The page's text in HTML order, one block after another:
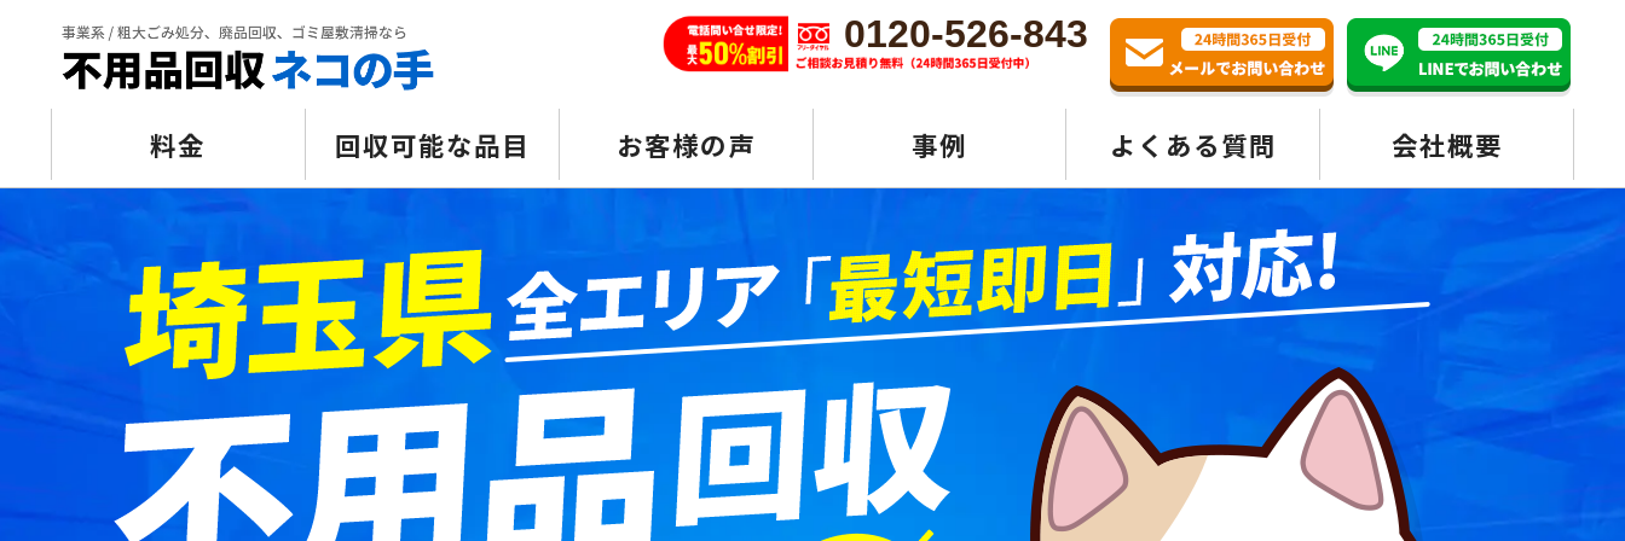
0120-526-843
料金 回収可能な品目 お客様の声 事例 よくある質問 会社概要